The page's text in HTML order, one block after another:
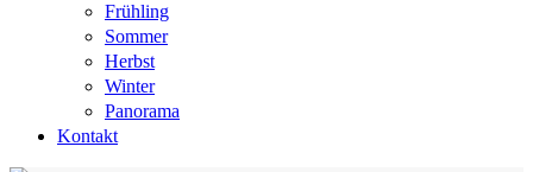
Frühling
Sommer
Herbst
Winter
Panorama
Kontakt